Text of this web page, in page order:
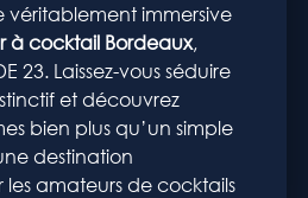
véritablement immersive
à cocktail Bordeaux,
23. Laissez-vous séduire
et découvrez
bien plus qu’un simple
destination
amateurs de cocktails